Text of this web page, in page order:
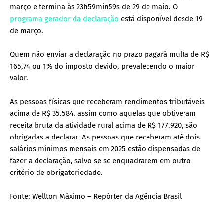
março e termina às 23h59min59s de 29 de maio. O
programa gerador da declaração está disponível desde 19
de março.
Quem não enviar a declaração no prazo pagará multa de R$
165,74 ou 1% do imposto devido, prevalecendo o maior
valor.
As pessoas físicas que receberam rendimentos tributáveis
acima de R$ 35.584, assim como aquelas que obtiveram
receita bruta da atividade rural acima de R$ 177.920, são
obrigadas a declarar. As pessoas que receberam até dois
salários mínimos mensais em 2025 estão dispensadas de
fazer a declaração, salvo se se enquadrarem em outro
critério de obrigatoriedade.
Fonte: Wellton Máximo – Repórter da Agência Brasil